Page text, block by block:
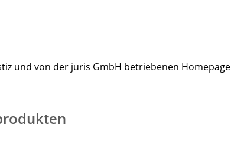
und von der juris GmbH betriebenen Homepage